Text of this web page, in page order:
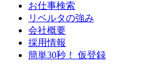
お仕事検索
リベルタの強み
会社概要
採用情報
簡単30秒！ 仮登録